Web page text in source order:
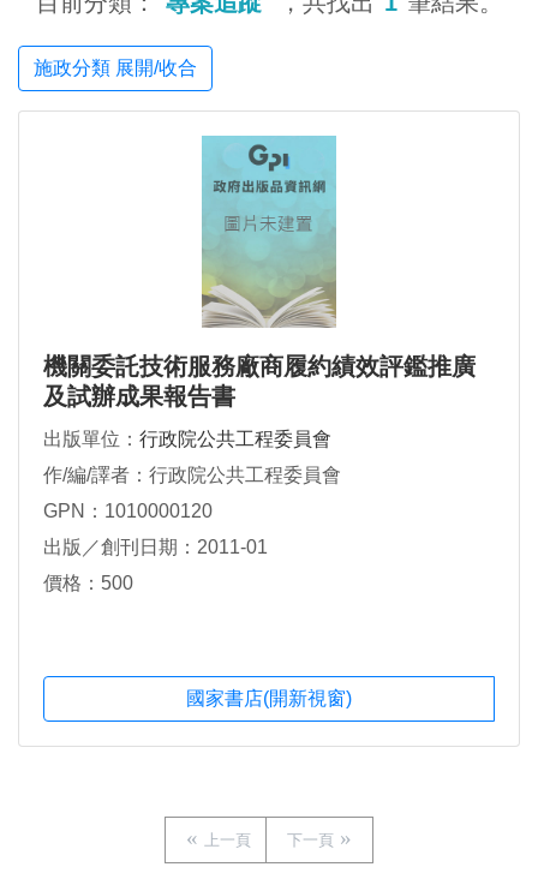
施政分類 展開/收合
機關委託技術服務廠商履約績效評鑑推廣
及試辦成果報告書
出版單位： 行政院公共工程委員會
作/編/譯者：行政院公共工程委員會
GPN：1010000120
出版／創刊日期：2011-01
價格：500
國家書店(開新視窗)
上一頁 下一頁